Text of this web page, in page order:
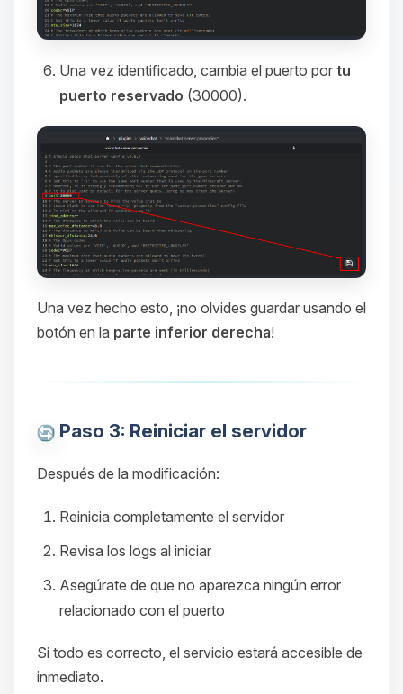
Una vez identificado, cambia el puerto por tu
puerto reservado (30000).
Una vez hecho esto, ¡no olvides guardar usando el
botón en la parte inferior derecha!
Paso 3: Reiniciar el servidor
Después de la modificación:
Reinicia completamente el servidor
Revisa los logs al iniciar
Asegúrate de que no aparezca ningún error
relacionado con el puerto
Si todo es correcto, el servicio estará accesible de
inmediato.